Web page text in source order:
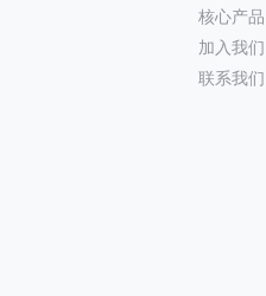
核心产品
加入我们
联系我们